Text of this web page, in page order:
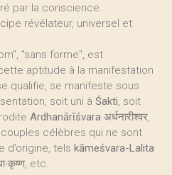
par la conscience.
révélateur, universel et
"sans forme", est
aptitude à la manifestation
qualifie, se manifeste sous
soit uni à Śakti, soit
Ardhanārīśvara अर्धनारीश्वर,
célèbres qui ne sont
d’origine, tels kāmeśvara-Lalita
कृष्ण, etc.